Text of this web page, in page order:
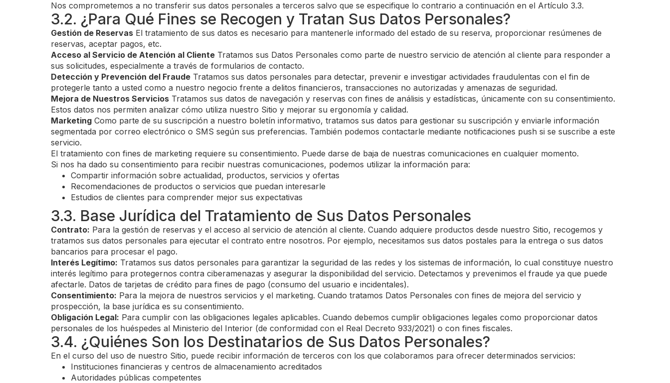
Nos comprometemos a no transferir sus datos personales a terceros salvo que se especifique lo contrario a continuación en el Artículo 3.3.
3.2. ¿Para Qué Fines se Recogen y Tratan Sus Datos Personales?
Gestión de Reservas El tratamiento de sus datos es necesario para mantenerle informado del estado de su reserva, proporcionar resúmenes de
reservas, aceptar pagos, etc.
Acceso al Servicio de Atención al Cliente Tratamos sus Datos Personales como parte de nuestro servicio de atención al cliente para responder a
sus solicitudes, especialmente a través de formularios de contacto.
Detección y Prevención del Fraude Tratamos sus datos personales para detectar, prevenir e investigar actividades fraudulentas con el fin de
protegerle tanto a usted como a nuestro negocio frente a delitos financieros, transacciones no autorizadas y amenazas de seguridad.
Mejora de Nuestros Servicios Tratamos sus datos de navegación y reservas con fines de análisis y estadísticas, únicamente con su consentimiento.
Estos datos nos permiten analizar cómo utiliza nuestro Sitio y mejorar su ergonomía y calidad.
Marketing Como parte de su suscripción a nuestro boletín informativo, tratamos sus datos para gestionar su suscripción y enviarle información
segmentada por correo electrónico o SMS según sus preferencias. También podemos contactarle mediante notificaciones push si se suscribe a este
servicio.
El tratamiento con fines de marketing requiere su consentimiento. Puede darse de baja de nuestras comunicaciones en cualquier momento.
Si nos ha dado su consentimiento para recibir nuestras comunicaciones, podemos utilizar la información para:
Compartir información sobre actualidad, productos, servicios y ofertas
Recomendaciones de productos o servicios que puedan interesarle
Estudios de clientes para comprender mejor sus expectativas
3.3. Base Jurídica del Tratamiento de Sus Datos Personales
Contrato: Para la gestión de reservas y el acceso al servicio de atención al cliente. Cuando adquiere productos desde nuestro Sitio, recogemos y
tratamos sus datos personales para ejecutar el contrato entre nosotros. Por ejemplo, necesitamos sus datos postales para la entrega o sus datos
bancarios para procesar el pago.
Interés Legítimo: Tratamos sus datos personales para garantizar la seguridad de las redes y los sistemas de información, lo cual constituye nuestro
interés legítimo para protegernos contra ciberamenazas y asegurar la disponibilidad del servicio. Detectamos y prevenimos el fraude ya que puede
afectarle. Datos de tarjetas de crédito para fines de pago (consumo del usuario e incidentales).
Consentimiento: Para la mejora de nuestros servicios y el marketing. Cuando tratamos Datos Personales con fines de mejora del servicio y
prospección, la base jurídica es su consentimiento.
Obligación Legal: Para cumplir con las obligaciones legales aplicables. Cuando debemos cumplir obligaciones legales como proporcionar datos
personales de los huéspedes al Ministerio del Interior (de conformidad con el Real Decreto 933/2021) o con fines fiscales.
3.4. ¿Quiénes Son los Destinatarios de Sus Datos Personales?
En el curso del uso de nuestro Sitio, puede recibir información de terceros con los que colaboramos para ofrecer determinados servicios:
Instituciones financieras y centros de almacenamiento acreditados
Autoridades públicas competentes